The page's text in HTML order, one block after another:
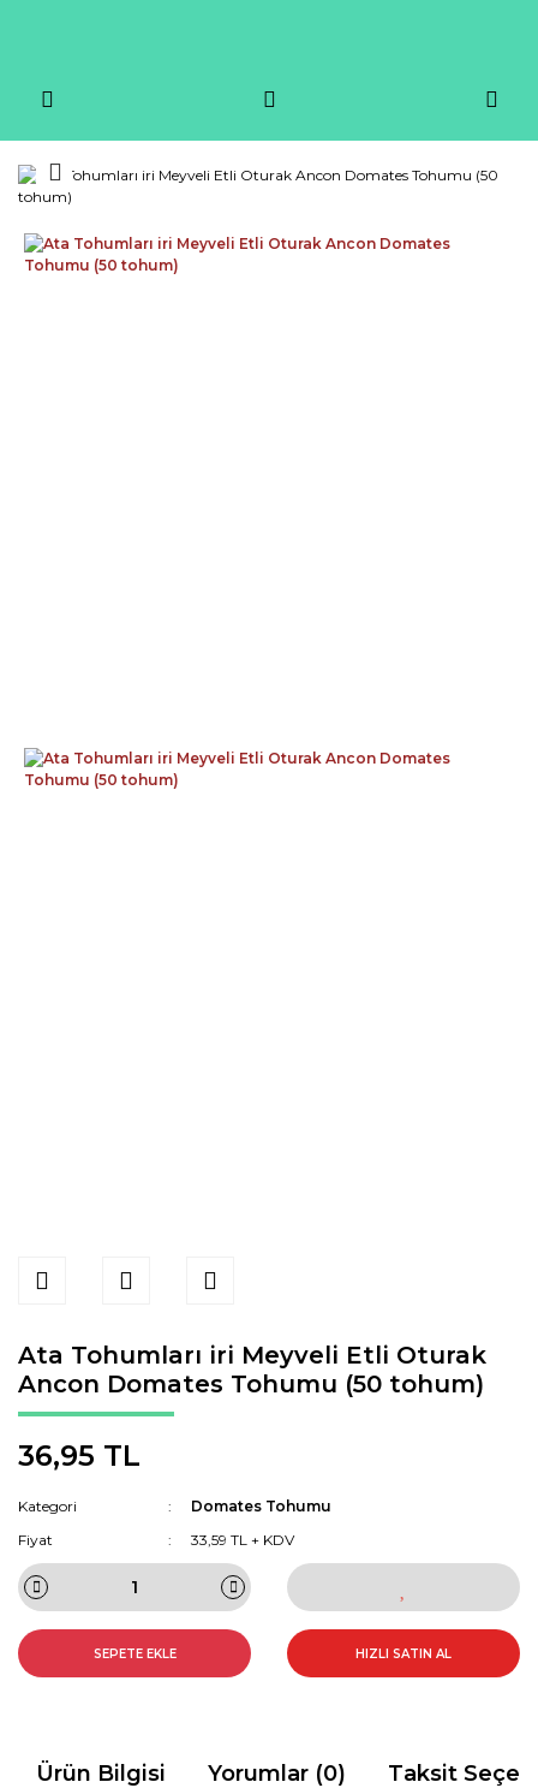
Ata Tohumları iri Meyveli Etli Oturak
Ancon Domates Tohumu (50 tohum)
36,95 TL
Kategori
Domates Tohumu
Fiyat
33,59 TL + KDV
SEPETE EKLE HIZLI SATIN AL
Ürün Bilgisi Yorumlar (0) Taksit